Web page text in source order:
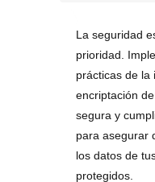
La seguridad
prioridad.
prácticas de la
encriptación
segura y
para asegurar
los datos de
protegidos.